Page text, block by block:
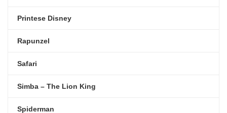
Printese Disney
Rapunzel
Safari
Simba – The Lion King
Spiderman